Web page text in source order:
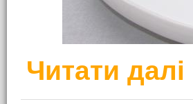
Читати далі